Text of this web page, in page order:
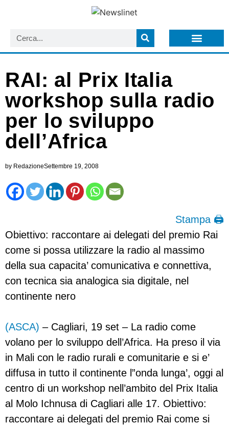
RAI: al Prix Italia
workshop sulla radio
per lo sviluppo
dell’Africa
by RedazioneSettembre 19, 2008
Stampa 🖨
Obiettivo: raccontare ai delegati del premio Rai
come si possa utilizzare la radio al massimo
della sua capacita’ comunicativa e connettiva,
con tecnica sia analogica sia digitale, nel
continente nero
(ASCA) – Cagliari, 19 set – La radio come
volano per lo sviluppo dell’Africa. Ha preso il via
in Mali con le radio rurali e comunitarie e si e’
diffusa in tutto il continente l”onda lunga’, oggi al
centro di un workshop nell’ambito del Prix Italia
al Molo Ichnusa di Cagliari alle 17. Obiettivo:
raccontare ai delegati del premio Rai come si